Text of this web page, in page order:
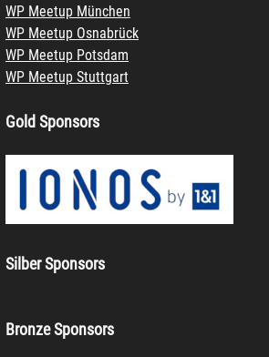
WP Meetup München
WP Meetup Osnabrück
WP Meetup Potsdam
WP Meetup Stuttgart
Gold Sponsors
Silber Sponsors
Bronze Sponsors